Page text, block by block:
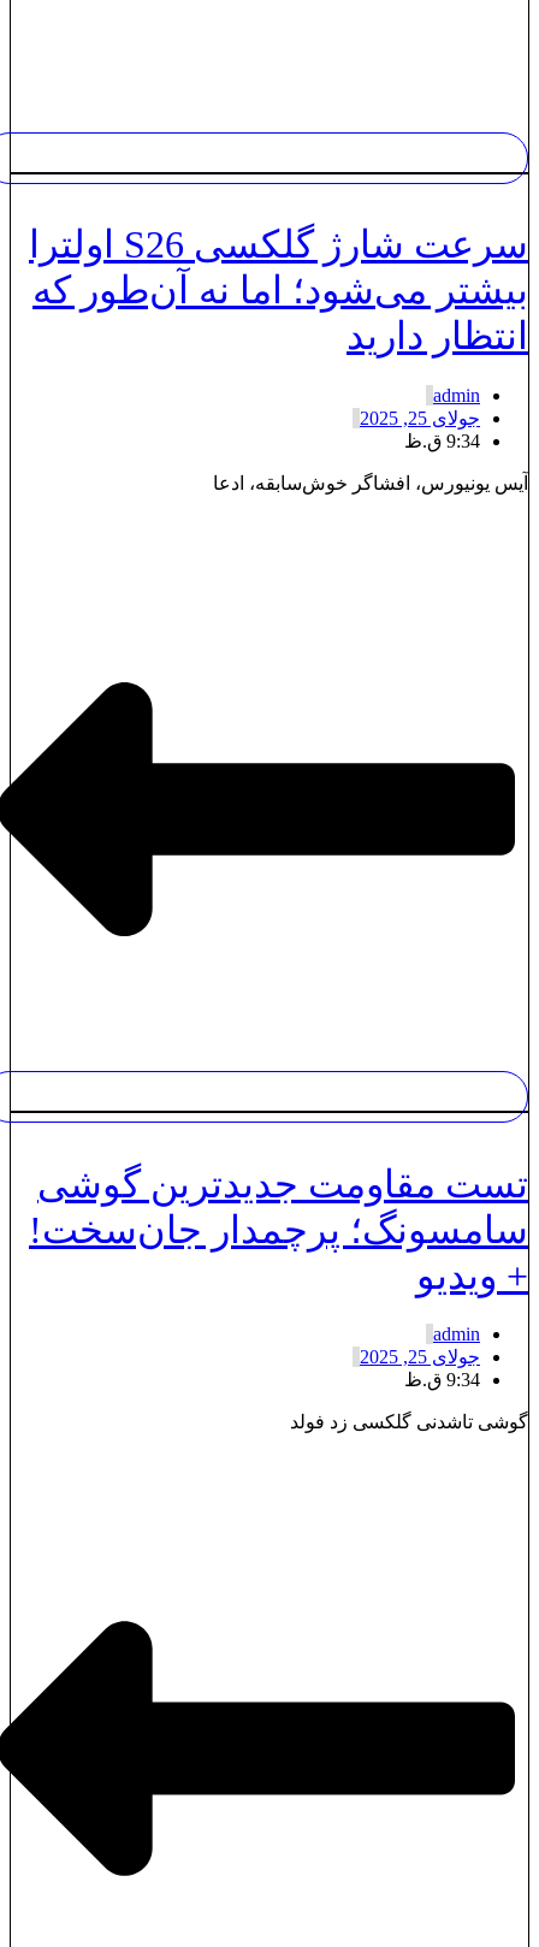
سرعت شارژ گلکسی S26 اولترا
می‌شود؛ اما نه آن‌طور که
دارید
admin
جولای 25, 2025
9:34 ق.ظ
یونیورس، افشاگر خوش‌سابقه، ادعا
مقاومت جدیدترین گوشی
پرچمدار جان‌سخت!
ویدیو
admin
جولای 25, 2025
9:34 ق.ظ
تاشدنی گلکسی زد فولد